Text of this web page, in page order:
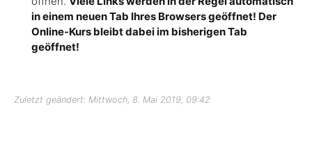
in einem neuen Tab Ihres Browsers geöffnet! Der
Online-Kurs bleibt dabei im bisherigen Tab
geöffnet!
Zuletzt geändert: Mittwoch, 8. Mai 2019, 09:42